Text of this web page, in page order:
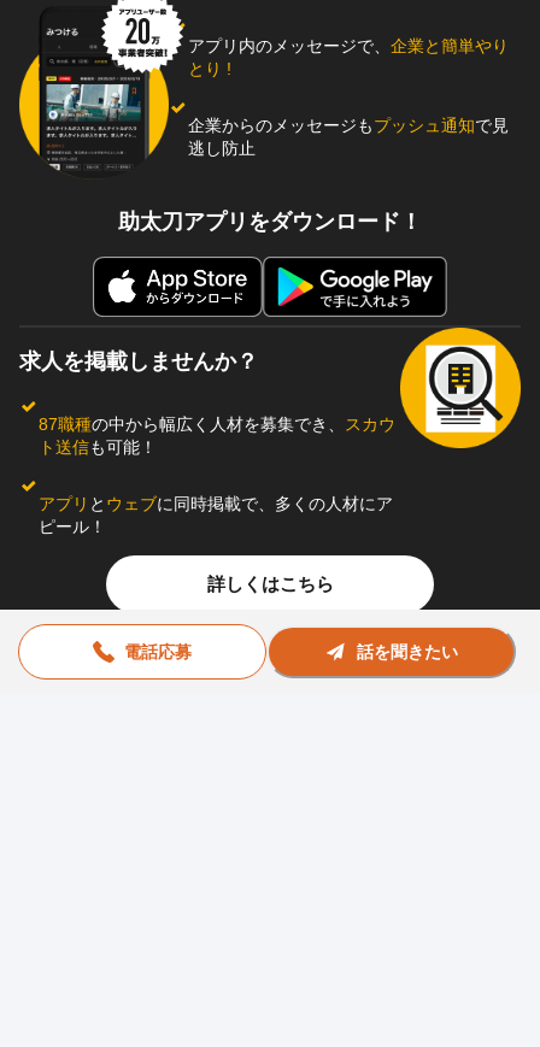
電話応募 話を聞きたい
アプリ内のメッセージで、 企業と簡単やり
とり !
企業からのメッセージもプッシュ通知で見
逃し防止
助太刀アプリをダウンロード！
求人を掲載しませんか？
87職種の中から幅広く人材を募集でき、
スカウ
ト送信も可能！
アプリ と ウェブに同時掲載で、多くの人材にア
ピール！
詳しくはこちら